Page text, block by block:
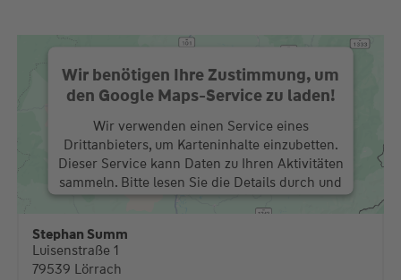
Wir benötigen Ihre Zustimmung, um
den Google Maps-Service zu laden!
Wir verwenden einen Service eines
Drittanbieters, um Karteninhalte einzubetten.
Dieser Service kann Daten zu Ihren Aktivitäten
sammeln. Bitte lesen Sie die Details durch und
stimmen Sie der Nutzung des Service zu, um
diese Karte anzuzeigen.
Stephan Summ
Luisenstraße 1
79539 Lörrach